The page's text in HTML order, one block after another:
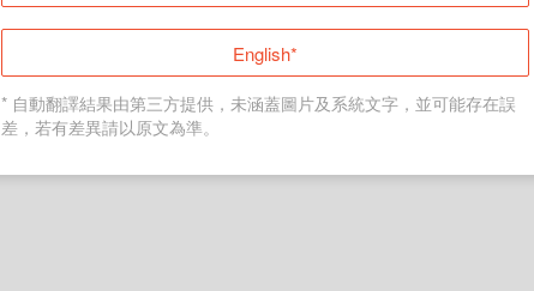
English*
* 自動翻譯結果由第三方提供，未涵蓋圖片及系統文字，並可能存在誤
差，若有差異請以原文為準。